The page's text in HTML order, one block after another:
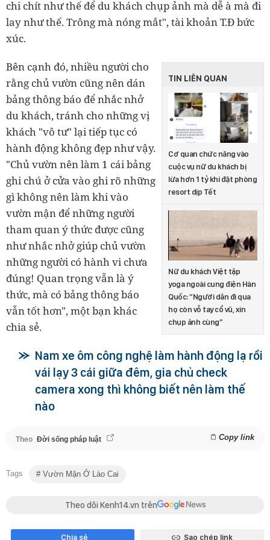
chi chít như thế để du khách chụp ảnh mà dễ à mà đi
lay như thế. Trông mà nóng mắt", tài khoản T.Đ bức
xúc.
TIN LIÊN QUAN
Cơ quan chức năng vào
cuộc vụ nữ du khách bị
lừa hơn 1 tỷ khi đặt phòng
resort dịp Tết
Nữ du khách Việt tập
yoga ngoài cung điện Hàn
Quốc: “Người dân đi qua
họ còn vỗ tay cổ vũ, xin
chụp ảnh cùng”
Bên cạnh đó, nhiều người cho
rằng chủ vườn cũng nên dán
bảng thông báo để nhắc nhở
du khách, tránh cho những vị
khách "vô tư" lại tiếp tục có
hành động không đẹp như vậy.
"Chủ vườn nên làm 1 cái bảng
ghi chú ở cửa vào ghi rõ những
gì không nên làm khi vào
vườn mận để những người
tham quan ý thức được cũng
như nhắc nhở giúp chủ vườn
những người có hành vi chưa
đúng! Quan trọng vẫn là ý
thức, mà có bảng thông báo
vẫn tốt hơn", một bạn khác
chia sẻ.
Nam xe ôm công nghệ làm hành động lạ rồi
vái lạy 3 cái giữa đêm, gia chủ check
camera xong thì không biết nên làm thế
nào
Theo Đời sống pháp luật Copy link
Tags Vườn Mận Ở Lào Cai
Theo dõi Kenh14.vn trên
Chia sẻ Sao chép link